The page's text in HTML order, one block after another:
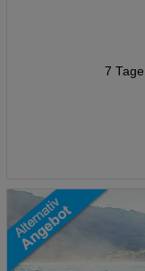
7 Tage